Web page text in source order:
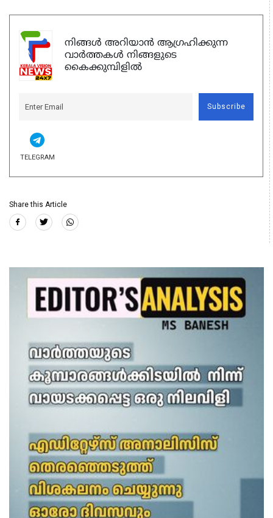
നിങ്ങൾ അറിയാൻ ആഗ്രഹിക്കുന്ന
വാർത്തകൾ നിങ്ങളുടെ
കൈക്കുമ്പിളിൽ
Subscribe
TELEGRAM
Share this Article